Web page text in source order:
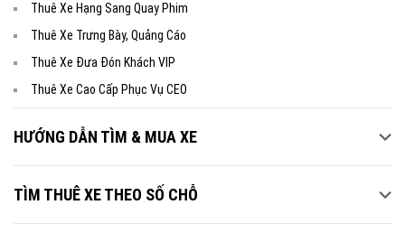
Thuê Xe Hạng Sang Quay Phim
Thuê Xe Trưng Bày, Quảng Cáo
Thuê Xe Đưa Đón Khách VIP
Thuê Xe Cao Cấp Phục Vụ CEO
HƯỚNG DẪN TÌM & MUA XE
TÌM THUÊ XE THEO SỐ CHỖ